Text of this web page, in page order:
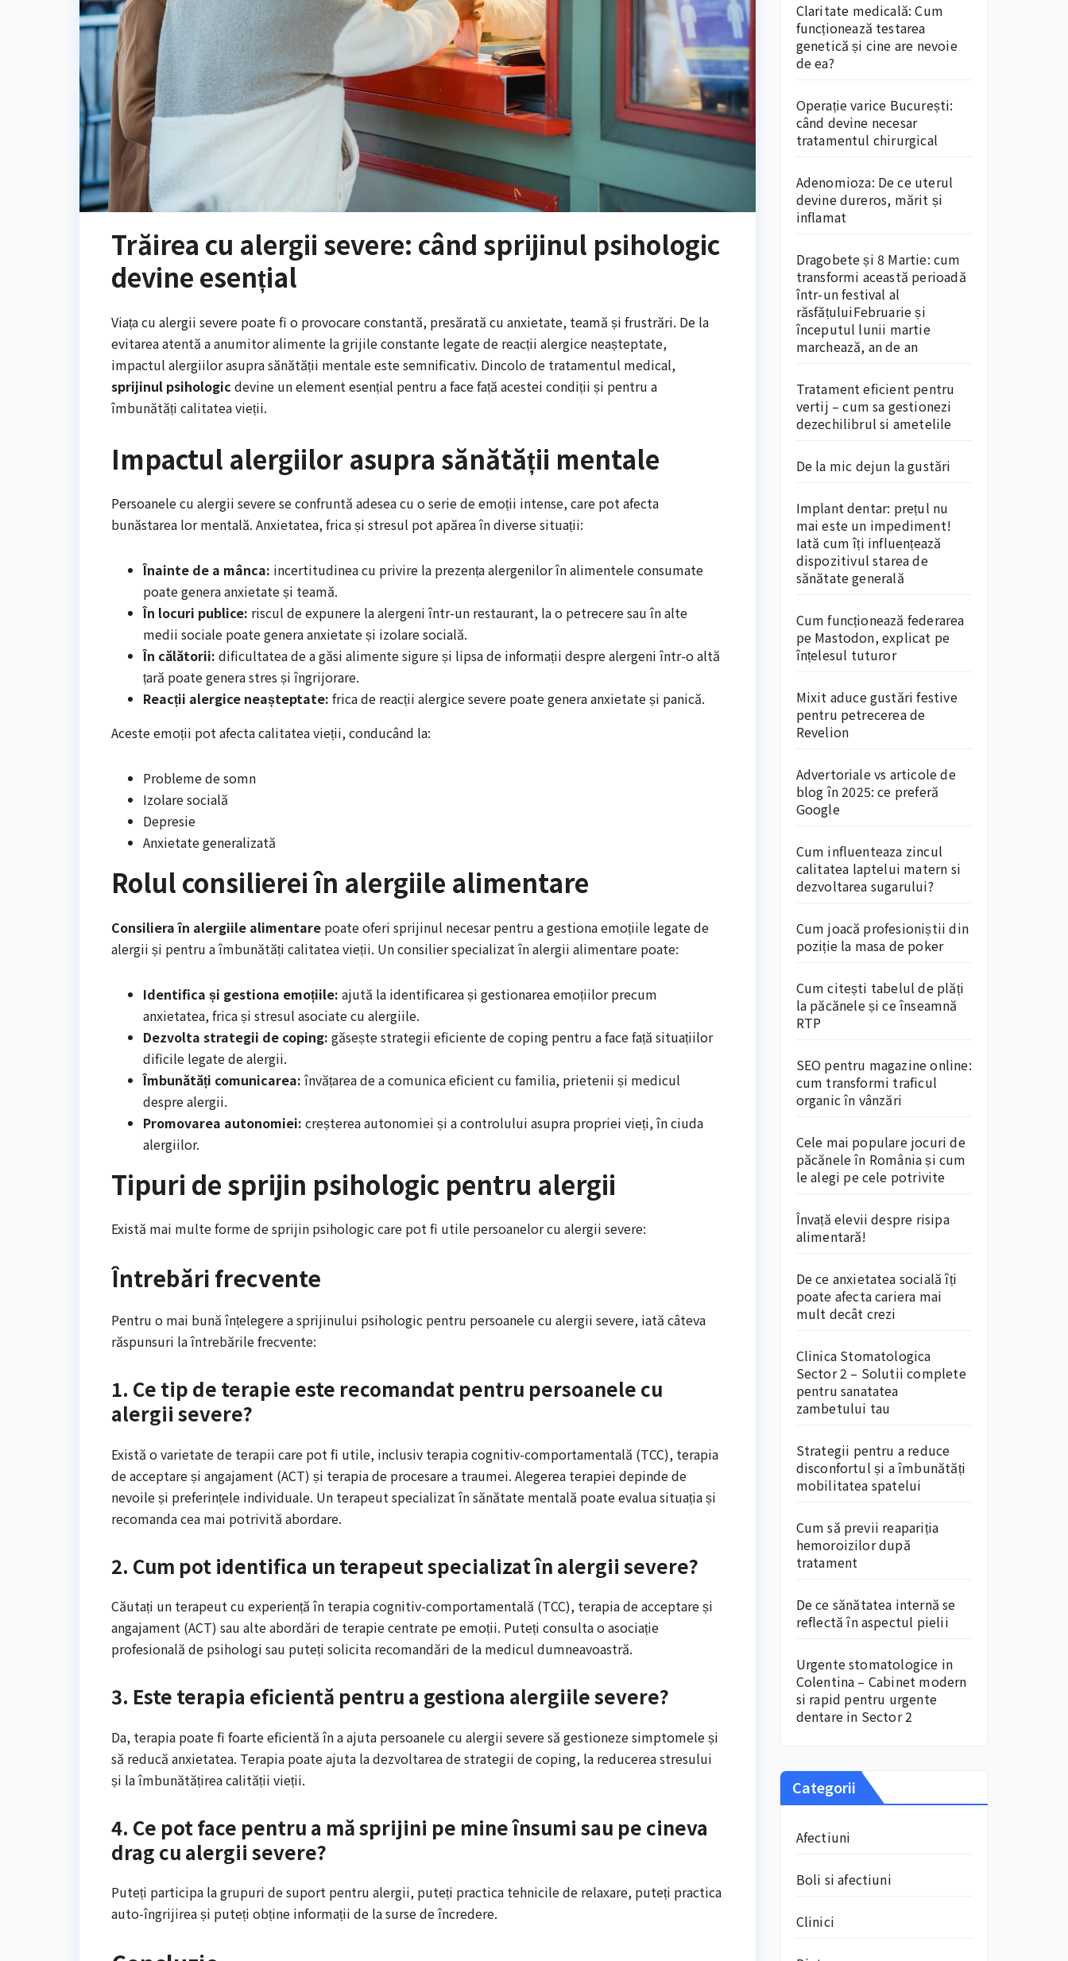
Trăirea cu alergii severe: când sprijinul psihologic
devine esențial
Viața cu alergii severe poate fi o provocare constantă, presărată cu anxietate, teamă și frustrări. De la
evitarea atentă a anumitor alimente la grijile constante legate de reacții alergice neașteptate,
impactul alergiilor asupra sănătății mentale este semnificativ. Dincolo de tratamentul medical,
sprijinul psihologic devine un element esențial pentru a face față acestei condiții și pentru a
îmbunătăți calitatea vieții.
Impactul alergiilor asupra sănătății mentale
Persoanele cu alergii severe se confruntă adesea cu o serie de emoții intense, care pot afecta
bunăstarea lor mentală. Anxietatea, frica și stresul pot apărea în diverse situații:
Înainte de a mânca: incertitudinea cu privire la prezența alergenilor în alimentele consumate
poate genera anxietate și teamă.
În locuri publice: riscul de expunere la alergeni într-un restaurant, la o petrecere sau în alte
medii sociale poate genera anxietate și izolare socială.
În călătorii: dificultatea de a găsi alimente sigure și lipsa de informații despre alergeni într-o altă
țară poate genera stres și îngrijorare.
Reacții alergice neașteptate: frica de reacții alergice severe poate genera anxietate și panică.
Aceste emoții pot afecta calitatea vieții, conducând la:
Probleme de somn
Izolare socială
Depresie
Anxietate generalizată
Rolul consilierei în alergiile alimentare
Consiliera în alergiile alimentare poate oferi sprijinul necesar pentru a gestiona emoțiile legate de
alergii și pentru a îmbunătăți calitatea vieții. Un consilier specializat în alergii alimentare poate:
Identifica și gestiona emoțiile: ajută la identificarea și gestionarea emoțiilor precum
anxietatea, frica și stresul asociate cu alergiile.
Dezvolta strategii de coping: găsește strategii eficiente de coping pentru a face față situațiilor
dificile legate de alergii.
Îmbunătăți comunicarea: învățarea de a comunica eficient cu familia, prietenii și medicul
despre alergii.
Promovarea autonomiei: creșterea autonomiei și a controlului asupra propriei vieți, în ciuda
alergiilor.
Tipuri de sprijin psihologic pentru alergii
Există mai multe forme de sprijin psihologic care pot fi utile persoanelor cu alergii severe:
Întrebări frecvente
Pentru o mai bună înțelegere a sprijinului psihologic pentru persoanele cu alergii severe, iată câteva
răspunsuri la întrebările frecvente:
1. Ce tip de terapie este recomandat pentru persoanele cu
alergii severe?
Există o varietate de terapii care pot fi utile, inclusiv terapia cognitiv-comportamentală (TCC), terapia
de acceptare și angajament (ACT) și terapia de procesare a traumei. Alegerea terapiei depinde de
nevoile și preferințele individuale. Un terapeut specializat în sănătate mentală poate evalua situația și
recomanda cea mai potrivită abordare.
2. Cum pot identifica un terapeut specializat în alergii severe?
Căutați un terapeut cu experiență în terapia cognitiv-comportamentală (TCC), terapia de acceptare și
angajament (ACT) sau alte abordări de terapie centrate pe emoții. Puteți consulta o asociație
profesională de psihologi sau puteți solicita recomandări de la medicul dumneavoastră.
3. Este terapia eficientă pentru a gestiona alergiile severe?
Da, terapia poate fi foarte eficientă în a ajuta persoanele cu alergii severe să gestioneze simptomele și
să reducă anxietatea. Terapia poate ajuta la dezvoltarea de strategii de coping, la reducerea stresului
și la îmbunătățirea calității vieții.
4. Ce pot face pentru a mă sprijini pe mine însumi sau pe cineva
drag cu alergii severe?
Puteți participa la grupuri de suport pentru alergii, puteți practica tehnicile de relaxare, puteți practica
auto-îngrijirea și puteți obține informații de la surse de încredere.
Claritate medicală: Cum
funcționează testarea
genetică și cine are nevoie
de ea?
Operație varice București:
când devine necesar
tratamentul chirurgical
Adenomioza: De ce uterul
devine dureros, mărit și
inflamat
Dragobete și 8 Martie: cum
transformi această perioadă
într-un festival al
răsfățuluiFebruarie și
începutul lunii martie
marchează, an de an
Tratament eficient pentru
vertij – cum sa gestionezi
dezechilibrul si ametelile
De la mic dejun la gustări
Implant dentar: prețul nu
mai este un impediment!
Iată cum îți influențează
dispozitivul starea de
sănătate generală
Cum funcționează federarea
pe Mastodon, explicat pe
înțelesul tuturor
Mixit aduce gustări festive
pentru petrecerea de
Revelion
Advertoriale vs articole de
blog în 2025: ce preferă
Google
Cum influenteaza zincul
calitatea laptelui matern si
dezvoltarea sugarului?
Cum joacă profesioniștii din
poziție la masa de poker
Cum citești tabelul de plăți
la păcănele și ce înseamnă
RTP
SEO pentru magazine online:
cum transformi traficul
organic în vânzări
Cele mai populare jocuri de
păcănele în România și cum
le alegi pe cele potrivite
Învață elevii despre risipa
alimentară!
De ce anxietatea socială îți
poate afecta cariera mai
mult decât crezi
Clinica Stomatologica
Sector 2 – Solutii complete
pentru sanatatea
zambetului tau
Strategii pentru a reduce
disconfortul și a îmbunătăți
mobilitatea spatelui
Cum să previi reapariția
hemoroizilor după
tratament
De ce sănătatea internă se
reflectă în aspectul pielii
Urgente stomatologice in
Colentina – Cabinet modern
si rapid pentru urgente
dentare in Sector 2
Categorii
Afectiuni
Boli si afectiuni
Clinici